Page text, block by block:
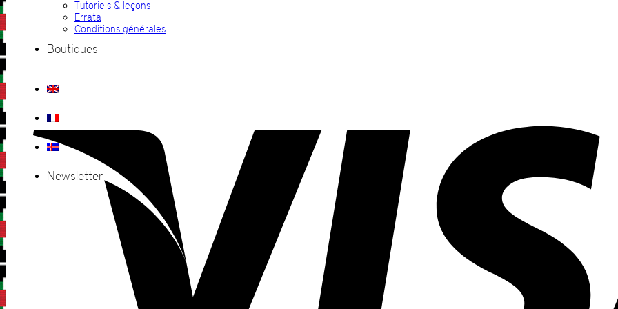
Tutoriels & leçons
Errata
Conditions générales
Boutiques
Newsletter